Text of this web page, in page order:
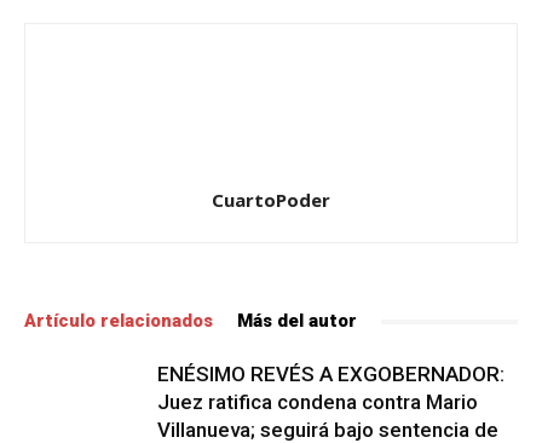
CuartoPoder
Artículo relacionados Más del autor
ENÉSIMO REVÉS A EXGOBERNADOR:
Juez ratifica condena contra Mario
Villanueva; seguirá bajo sentencia de